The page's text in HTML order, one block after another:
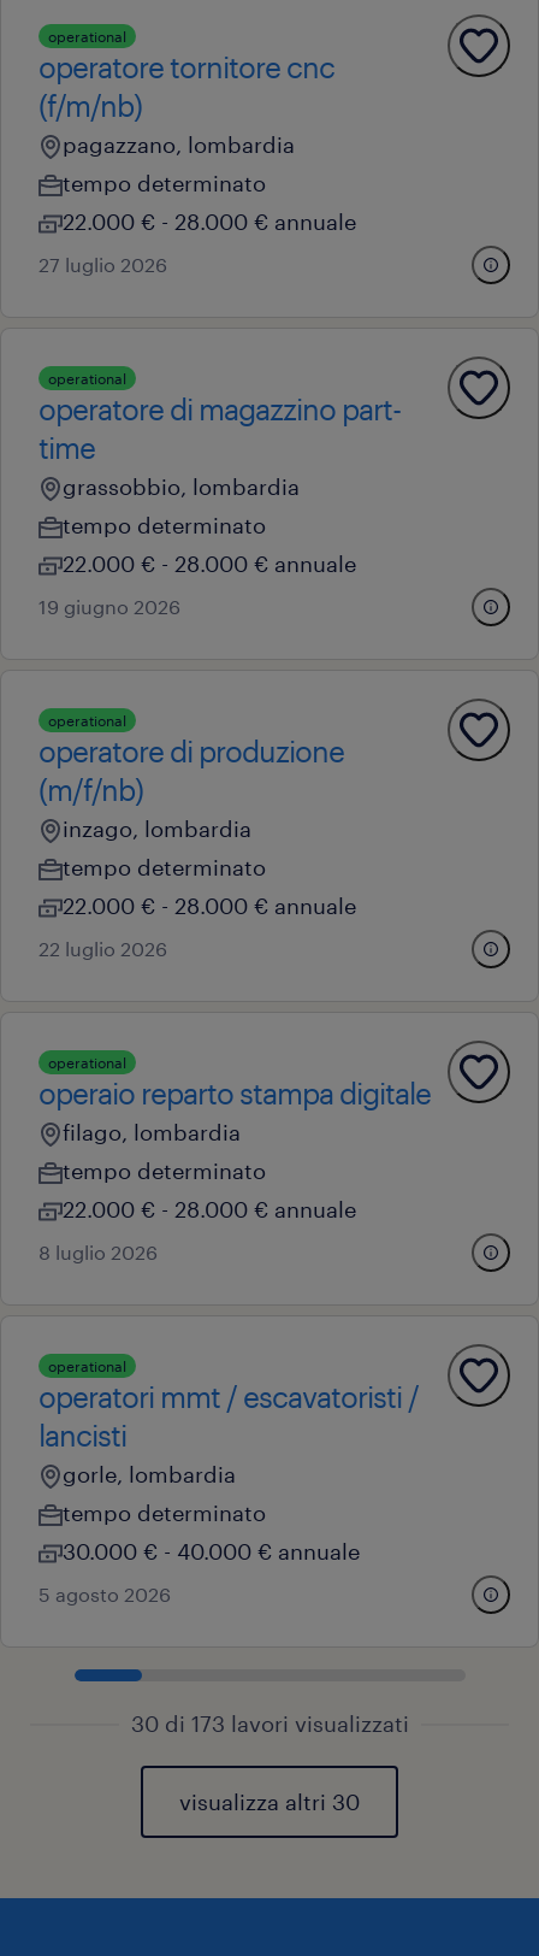
operational
operatore tornitore cnc
(f/m/nb)
pagazzano, lombardia
tempo determinato
22.000 € - 28.000 € annuale
27 luglio 2026
operational
operatore di magazzino part-
time
grassobbio, lombardia
tempo determinato
22.000 € - 28.000 € annuale
19 giugno 2026
operational
operatore di produzione
(m/f/nb)
inzago, lombardia
tempo determinato
22.000 € - 28.000 € annuale
22 luglio 2026
operational
operaio reparto stampa digitale
filago, lombardia
tempo determinato
22.000 € - 28.000 € annuale
8 luglio 2026
operational
operatori mmt / escavatoristi /
lancisti
gorle, lombardia
tempo determinato
30.000 € - 40.000 € annuale
5 agosto 2026
30 di 173 lavori visualizzati
visualizza altri 30